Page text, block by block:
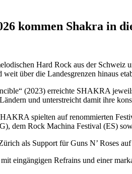
kommen Shakra in
Hard Rock aus der Schweiz
über die Landesgrenzen hinaus
(2023) erreichte SHAKRA
und unterstreicht damit ihre
spielten auf renommierten
dem Rock Machina Festival (ES)
als Support für Guns N’ Roses
eingängigen Refrains und einer